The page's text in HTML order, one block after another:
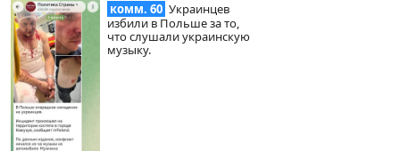
комм. 60 Украинцев
избили в Польше за то,
что слушали украинскую
музыку.